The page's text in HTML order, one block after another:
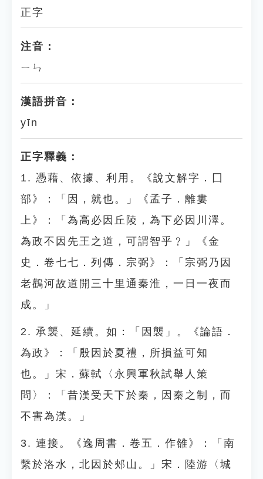
正字
注音：
ㄧㄣ
漢語拼音：
yīn
正字釋義：
1. 憑藉、依據、利用。《說文解字．囗
部》：「因，就也。」《孟子．離婁
上》：「為高必因丘陵，為下必因川澤。
為政不因先王之道，可謂智乎﹖」《金
史．卷七七．列傳．宗弼》：「宗弼乃因
老鸛河故道開三十里通秦淮，一日一夜而
成。」
2. 承襲、延續。如：「因襲」。《論語．
為政》：「殷因於夏禮，所損益可知
也。」宋．蘇軾〈永興軍秋試舉人策
問〉：「昔漢受天下於秦，因秦之制，而
不害為漢。」
3. 連接。《逸周書．卷五．作雒》：「南
繫於洛水，北因於郟山。」宋．陸游〈城